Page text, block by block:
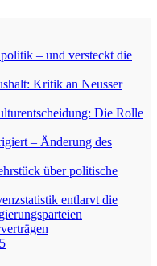
– und versteckt die
Kritik an Neusser
Die Rolle
– Änderung des
über politische
entlarvt die